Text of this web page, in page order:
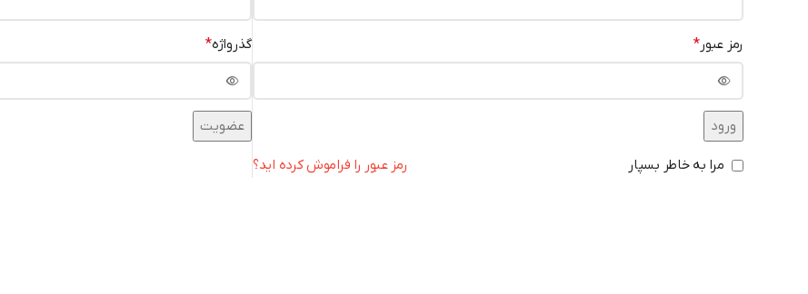
رمز عبور*
ورود
رمز عبور را فراموش کرده اید؟ مرا به خاطر بسپار
گذرواژه*
عضویت